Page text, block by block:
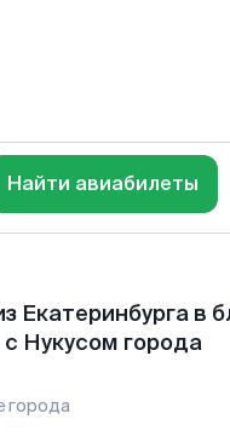
Найти авиабилеты
Екатеринбурга в
с Нукусом города
города